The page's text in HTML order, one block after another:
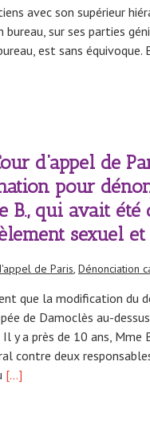
avec son supérieur
sur ses parties
est sans équivoque.
d’appel de
pour
B., qui avait été
sexuel
que la modification du
de Damoclès au-
y a près de 10 ans,
contre deux
[…]
de Paris, Dénonciation